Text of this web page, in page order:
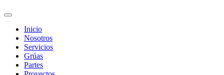
Inicio
Nosotros
Servicios
Grúas
Partes